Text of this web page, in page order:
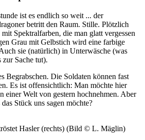
ist es endlich so weit ... der
betritt den Raum. Stille. Plötzlich
Spektralfarben, die man glatt vergessen
Grau mit Gelbstich wird eine farbige
sie (natürlich) in Unterwäsche (was
zur Sache tut).
Begrabschen. Die Soldaten können fast
Es ist offensichtlich: Man möchte hier
einer Welt von gestern hochnehmen. Aber
Stück uns sagen möchte?
Hasler (rechts) (Bild © L. Mäglin)